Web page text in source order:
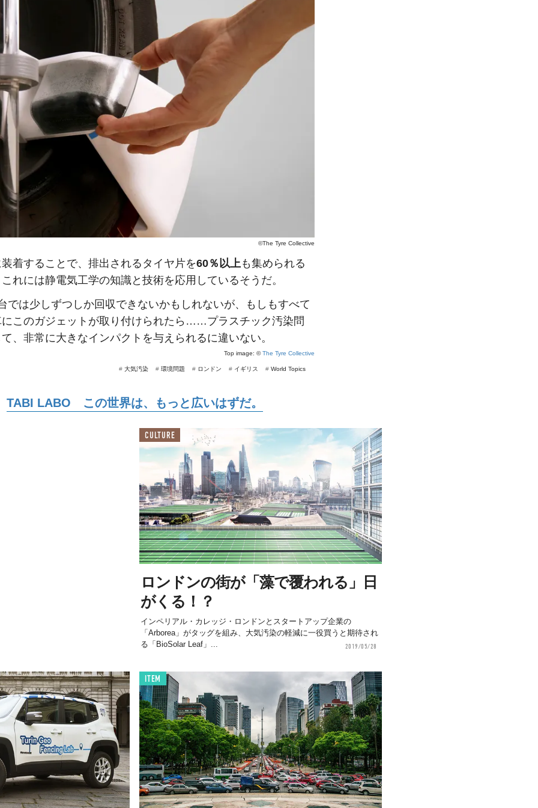
©The Tyre Collective
着することで、排出されるタイヤ片を60％以上 も集められる
れには静電気工学の知識と技術を応用しているそうだ。
では少しずつしか回収できないかもしれないが、もしもすべて
このガジェットが取り付けられたら……プラスチック汚染問
、非常に大きなインパクトを与えられるに違いない。
Top image: ©The Tyre Collective
# World Topics
# イギリス
# ロンドン
# 環境問題
# 大気汚染
TABI LABO この世界は、もっと広いはずだ。
CULTURE
ロンドンの街が「藻で覆われる」日
がくる！？
インペリアル・カレッジ・ロンドンとスタートアップ企業の
「Arborea」がタッグを組み、大気汚染の軽減に一役買うと期待され
る「BioSolar Leaf」...
2019/05/28
ITEM